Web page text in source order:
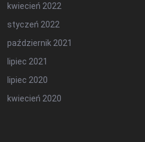
kwiecień 2022
styczeń 2022
październik 2021
lipiec 2021
lipiec 2020
kwiecień 2020